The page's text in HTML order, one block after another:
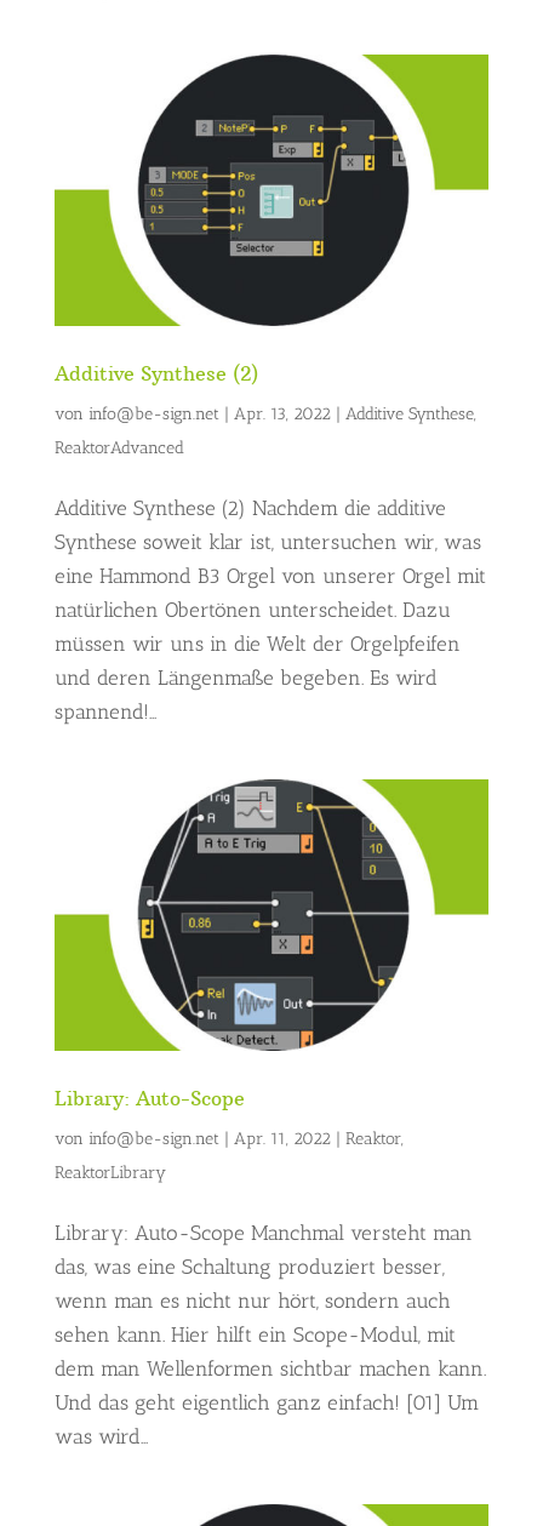
Additive Synthese (2)
von info@be-sign.net| Apr. 13, 2022| Additive Synthese,
ReaktorAdvanced
Additive Synthese (2) Nachdem die additive
Synthese soweit klar ist, untersuchen wir, was
eine Hammond B3 Orgel von unserer Orgel mit
natürlichen Obertönen unterscheidet. Dazu
müssen wir uns in die Welt der Orgelpfeifen
und deren Längenmaße begeben. Es wird
spannend!...
Library: Auto-Scope
von info@be-sign.net| Apr. 11, 2022| Reaktor,
ReaktorLibrary
Library: Auto-Scope Manchmal versteht man
das, was eine Schaltung produziert besser,
wenn man es nicht nur hört, sondern auch
sehen kann. Hier hilft ein Scope-Modul, mit
dem man Wellenformen sichtbar machen kann.
Und das geht eigentlich ganz einfach! [01] Um
was wird...